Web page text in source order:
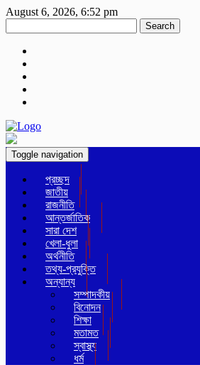
August 6, 2026, 6:52 pm
Search
Toggle navigation
প্রচ্ছদ
জাতীয়
রাজনীতি
আন্তর্জাতিক
সারা দেশ
খেলা-ধুলা
অর্থনীতি
তথ্য-প্রযুক্তি
অন্যান্য
সম্পাদকীয়
বিনোদন
শিক্ষা
মতামত
স্বাস্থ্য
ধর্ম